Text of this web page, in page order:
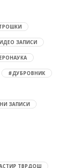
ЗАПИСИ
#ДУБРОВНИК
ЗАПИСИ
ТВРДОШ